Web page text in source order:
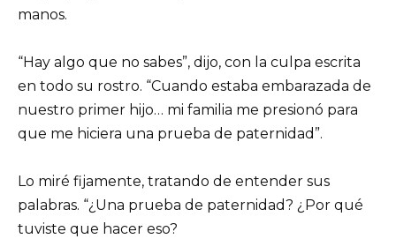
manos.
“Hay algo que no sabes”, dijo, con la culpa escrita
en todo su rostro. “Cuando estaba embarazada de
nuestro primer hijo… mi familia me presionó para
que me hiciera una prueba de paternidad”.
Lo miré fijamente, tratando de entender sus
palabras. “¿Una prueba de paternidad? ¿Por qué
tuviste que hacer eso?